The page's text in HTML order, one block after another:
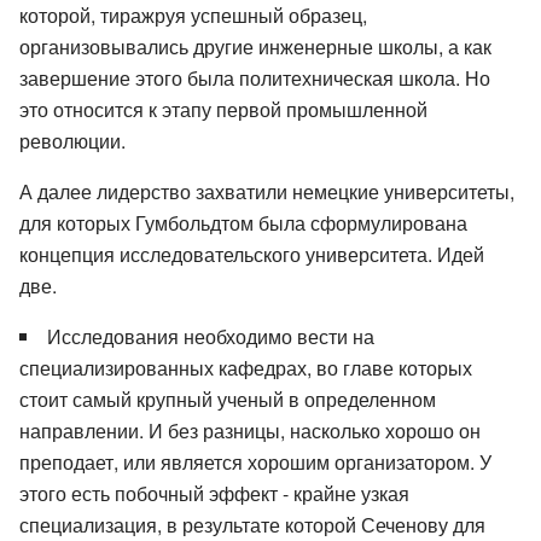
которой, тиражруя успешный образец,
организовывались другие инженерные школы, а как
завершение этого была политехническая школа. Но
это относится к этапу первой промышленной
революции.
А далее лидерство захватили немецкие университеты,
для которых Гумбольдтом была сформулирована
концепция исследовательского университета. Идей
две.
Исследования необходимо вести на
специализированных кафедрах, во главе которых
стоит самый крупный ученый в определенном
направлении. И без разницы, насколько хорошо он
преподает, или является хорошим организатором. У
этого есть побочный эффект - крайне узкая
специализация, в результате которой Сеченову для